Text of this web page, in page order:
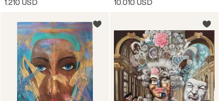
Dipinti storici: Questi dipinti raffigurano la storia, il
drammatizzata e movimentata, come La morte di
Marat di Jacques-Louis David.
Tutte le tipologie comprendono una diversa prospettiva
di vedere e ritrarre il mondo, e gli artisti utilizzano
strumenti diversi per trasmettere i loro messaggi.
1.210 USD 10.010 USD